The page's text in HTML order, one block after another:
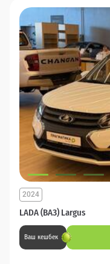
LADA (ВАЗ) Largus
2024
Ваш кешбек